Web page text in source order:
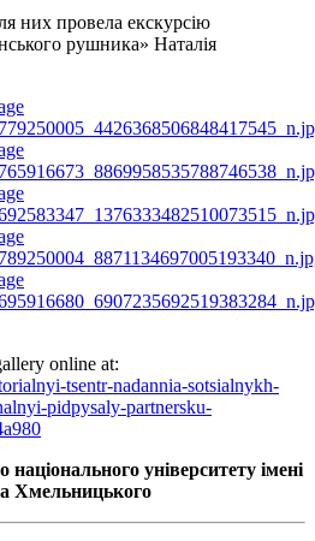
них провела екскурсію
рушника» Наталія
online at:
tsentr-nadannia-sotsialnykh-
pidpysaly-partnersku-
університету імені
Хмельницького